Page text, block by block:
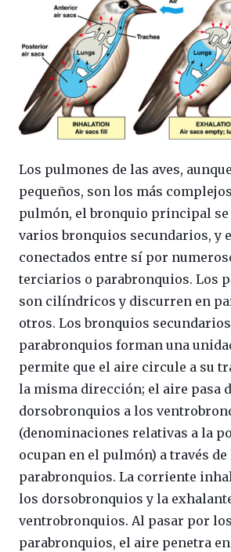
Los pulmones de las aves,
pequeños, son los más
pulmón, el bronquio principal
varios bronquios secundarios, y
conectados entre sí por
terciarios o parabronquios. Los
son cilíndricos y discurren en
otros. Los bronquios
parabronquios forman una
permite que el aire circule a su
la misma dirección; el aire pasa
dorsobronquios a los
(denominaciones relativas a la
ocupan en el pulmón) a través de
parabronquios. La corriente
los dorsobronquios y la
ventrobronquios. Al pasar por los
parabronquios, el aire penetra